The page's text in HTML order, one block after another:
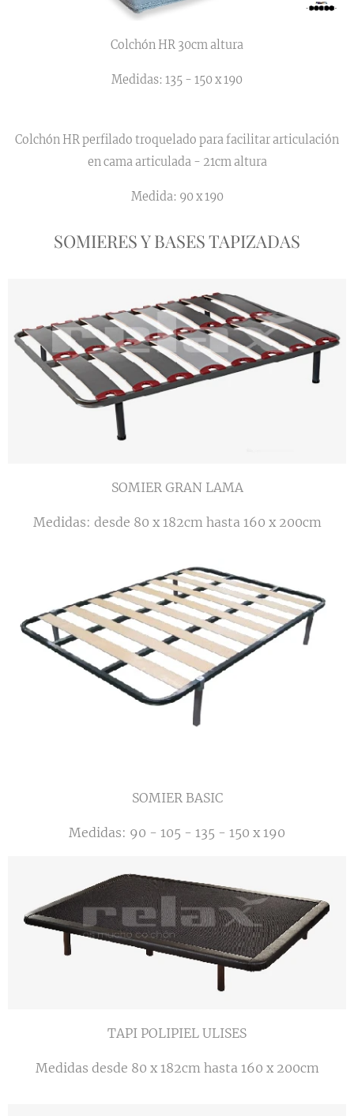
Colchón HR 30cm altura
Medidas: 135 - 150 x 190
Colchón HR perfilado troquelado para facilitar articulación
en cama articulada - 21cm altura
Medida: 90 x 190
SOMIERES Y BASES TAPIZADAS
SOMIER GRAN LAMA
Medidas: desde 80 x 182cm hasta 160 x 200cm
SOMIER BASIC
Medidas: 90 - 105 - 135 - 150 x 190
TAPI POLIPIEL ULISES
Medidas desde 80 x 182cm hasta 160 x 200cm